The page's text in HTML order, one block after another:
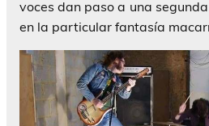
voces dan paso a una
en la particular fantasía